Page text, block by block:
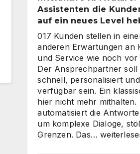
Assistenten die
auf ein neues Level
017 Kunden stellen in
anderen Erwartungen an
und Service wie noch
Der Ansprechpartner soll
schnell, personalisiert
verfügbar sein. Ein
hier nicht mehr
automatisiert die
um komplexe Dialoge,
Grenzen. Das…